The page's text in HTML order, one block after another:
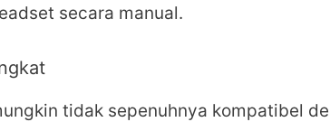
secara manual.
tidak sepenuhnya kompatibel